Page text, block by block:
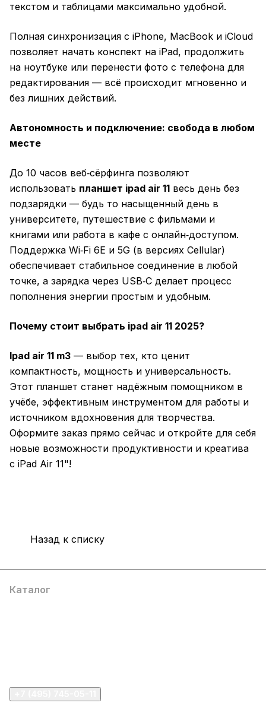
текстом и таблицами максимально удобной.
Полная синхронизация с iPhone, MacBook и iCloud
позволяет начать конспект на iPad, продолжить
на ноутбуке или перенести фото с телефона для
редактирования — всё происходит мгновенно и
без лишних действий.
Автономность и подключение: свобода в любом
месте
До 10 часов веб‑сёрфинга позволяют
использовать планшет ipad air 11 весь день без
подзарядки — будь то насыщенный день в
университете, путешествие с фильмами и
книгами или работа в кафе с онлайн‑доступом.
Поддержка Wi‑Fi 6E и 5G (в версиях Cellular)
обеспечивает стабильное соединение в любой
точке, а зарядка через USB‑C делает процесс
пополнения энергии простым и удобным.
Почему стоит выбрать ipad air 11 2025?
Ipad air 11 m3 — выбор тех, кто ценит
компактность, мощность и универсальность.
Этот планшет станет надёжным помощником в
учёбе, эффективным инструментом для работы и
источником вдохновения для творчества.
Оформите заказ прямо сейчас и откройте для себя
новые возможности продуктивности и креатива
с iPad Air 11"!
Назад к списку
Каталог